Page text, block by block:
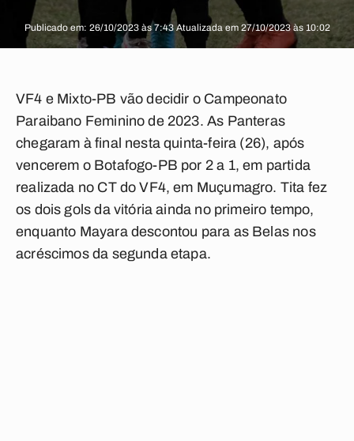
Publicado em: 26/10/2023 às 7:43 Atualizada em 27/10/2023 às 10:02
VF4 e Mixto-PB vão decidir o Campeonato
Paraibano Feminino de 2023. As Panteras
chegaram à final nesta quinta-feira (26), após
vencerem o Botafogo-PB por 2 a 1, em partida
realizada no CT do VF4, em Muçumagro. Tita fez
os dois gols da vitória ainda no primeiro tempo,
enquanto Mayara descontou para as Belas nos
acréscimos da segunda etapa.